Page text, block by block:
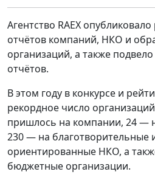
Агентство RAEX
отчётов компаний, НКО и
организаций, а также подвело
отчётов.
В этом году в конкурсе и
рекордное число
пришлось на компании, 24 —
230 — на благотворительные
ориентированные НКО, а
бюджетные организации.